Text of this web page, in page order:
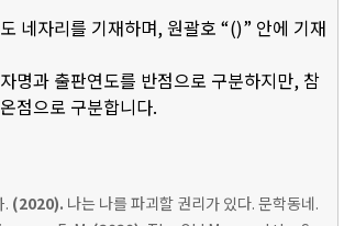
네자리를 기재하며, 원괄호 “()” 안에 기재
명과 출판연도를 반점으로 구분하지만, 참
점으로 구분합니다.
. (2020). 나는 나를 파괴할 권리가 있다. 문학동네.